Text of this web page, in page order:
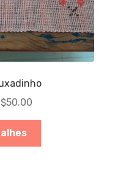
$50.00